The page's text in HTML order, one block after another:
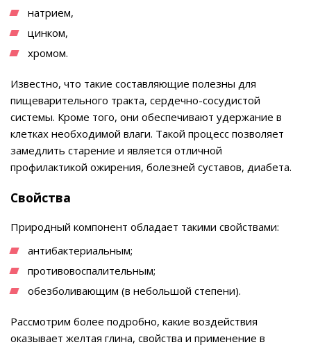
натрием,
цинком,
хромом.
Известно, что такие составляющие полезны для
пищеварительного тракта, сердечно-сосудистой
системы. Кроме того, они обеспечивают удержание в
клетках необходимой влаги. Такой процесс позволяет
замедлить старение и является отличной
профилактикой ожирения, болезней суставов, диабета.
Cвойства
Природный компонент обладает такими свойствами:
антибактериальным;
противовоспалительным;
обезболивающим (в небольшой степени).
Рассмотрим более подробно, какие воздействия
оказывает желтая глина, свойства и применение в